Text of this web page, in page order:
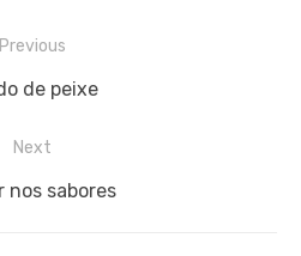
Previous
de peixe
Next
nos sabores